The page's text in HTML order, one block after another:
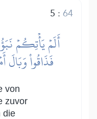
5 :64
أَلَمۡ يَأۡتِكُمۡ
فَذَاقُواْ
von
zuvor
die